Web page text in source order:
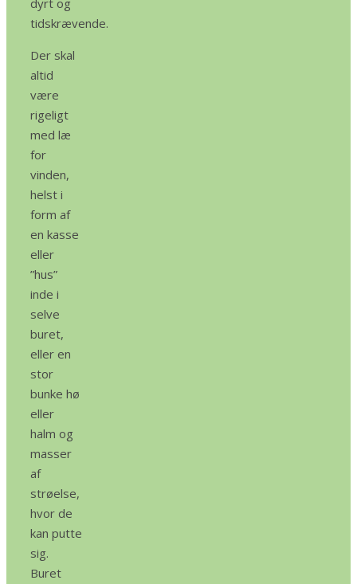
dyrt og
tidskrævende.
Der skal
altid
være
rigeligt
med læ
for
vinden,
helst i
form af
en kasse
eller
”hus”
inde i
selve
buret,
eller en
stor
bunke hø
eller
halm og
masser
af
strøelse,
hvor de
kan putte
sig.
Buret